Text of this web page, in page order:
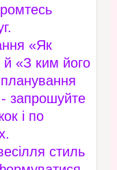
«Як
й «З ким його
- запрошуйте
і по
стиль